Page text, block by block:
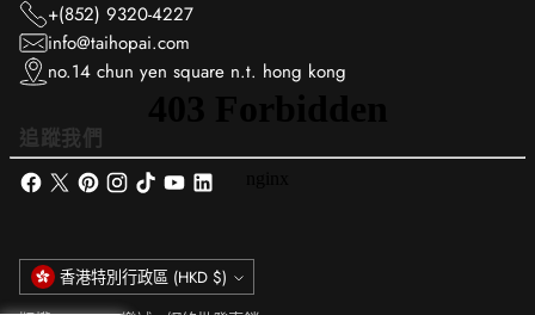
+(852) 9320-4227
info@taihopai.com
no.14 chun yen square n.t. hong kong
追蹤我們
貨
幣
香港特別行政區 (HKD $)